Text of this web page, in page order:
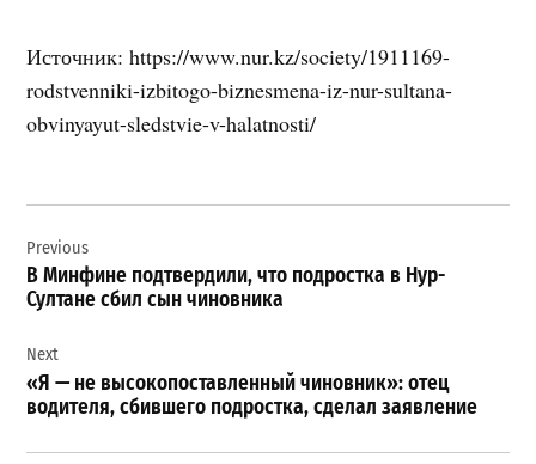
Источник: https://www.nur.kz/society/1911169-
rodstvenniki-izbitogo-biznesmena-iz-nur-sultana-
obvinyayut-sledstvie-v-halatnosti/
по
записям
Previous
В Минфине подтвердили, что подростка в Нур-
Султане сбил сын чиновника
Next
«Я — не высокопоставленный чиновник»: отец
водителя, сбившего подростка, сделал заявление